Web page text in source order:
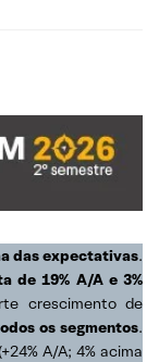
das expectativas.
de 19% A/A e 3%
crescimento de
os segmentos.
A/A; 4% acima